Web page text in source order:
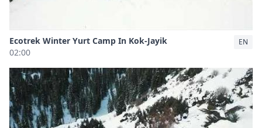
Ecotrek Winter Yurt Camp In Kok-Jayik
02:00
EN